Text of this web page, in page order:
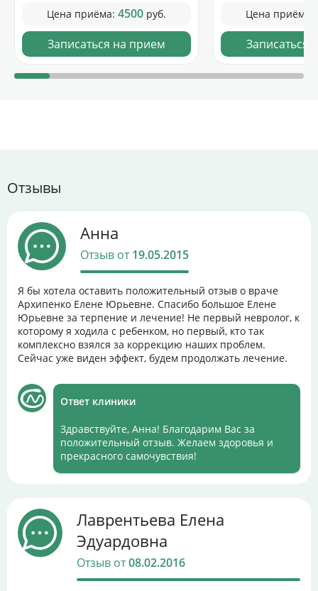
Цена приёма: 4500 руб.
Записаться на прием
Цена приёма:
Записаться
Отзывы
Анна
Отзыв от19.05.2015
Я бы хотела оставить положительный отзыв о враче
Архипенко Елене Юрьевне. Спасибо большое Елене
Юрьевне за терпение и лечение! Не первый невролог, к
которому я ходила с ребенком, но первый, кто так
комплексно взялся за коррекцию наших проблем.
Сейчас уже виден эффект, будем продолжать лечение.
Ответ клиники
Здравствуйте, Анна! Благодарим Вас за
положительный отзыв. Желаем здоровья и
прекрасного самочувствия!
Лаврентьева Елена
Эдуардовна
Отзыв от08.02.2016